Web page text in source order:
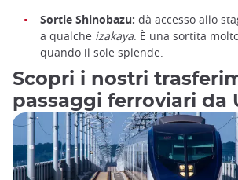
Sortie Shinobazu: dà accesso allo
a qualche izakaya. È una sortita
quando il sole splende.
Scopri i nostri
passaggi ferroviari da